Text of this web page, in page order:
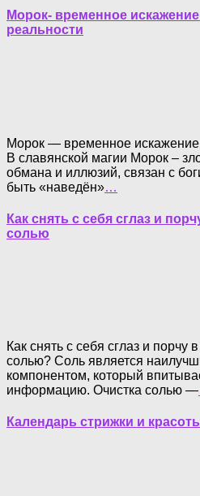
Морок- временное
реальности
Морок — временное искажение
В славянской магии Морок –
обмана и иллюзий, связан с
быть «наведён»…
Как снять с себя сглаз и
солью
Как снять с себя сглаз и
солью? Соль является
компонентом, который
информацию. Очистка солью —
Календарь стрижки и